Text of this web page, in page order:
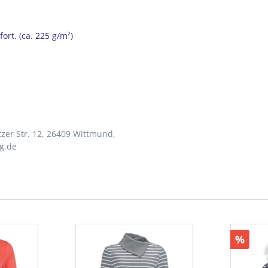
(ca. 225 g/m²)
Str. 12, 26409 Wittmund,
%